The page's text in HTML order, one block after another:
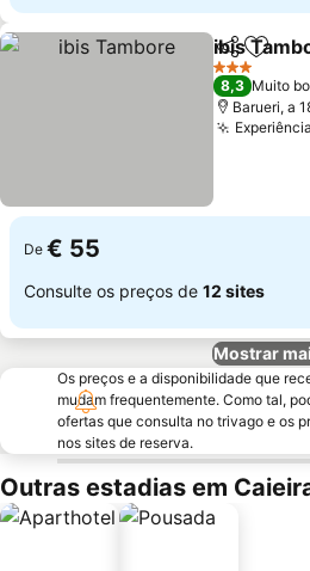
Partilhar
ibis
3 Estrelas
8,3 Muito
Barueri, a
De € 55
Consulte os preços de 12 sites
Mostrar
Os preços e a disponibilidade que
mudam frequentemente. Como tal,
ofertas que consulta no trivago e os
nos sites de reserva.
Outras estadias em